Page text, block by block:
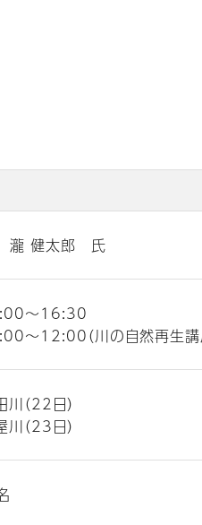
瀧 健太郎 氏
〜16:30
〜12:00（川の自然再生講
（22日）
（23日）